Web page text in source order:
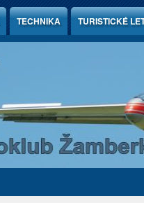
TECHNIKA TURISTICKÉ